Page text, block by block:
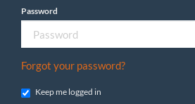
Password
Forgot your password?
Keep me logged in